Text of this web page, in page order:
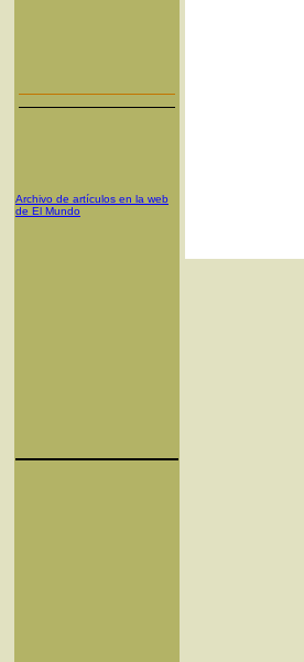
Archivo de artículos en la web
de El Mundo